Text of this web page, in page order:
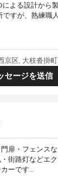
よる設計から
が、熟練職
セージを送信
京区, 大枝沓掛
扉・フェンス
街路灯などエ
ーです...